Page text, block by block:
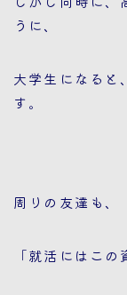
うに、
大学生になると、
す。
周りの友達も、
「就活にはこ